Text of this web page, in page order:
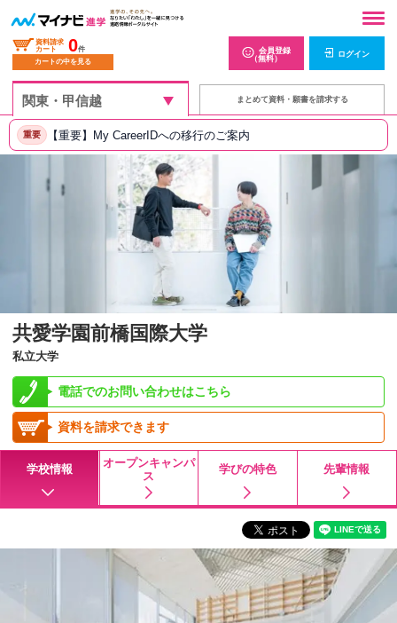
資料請求
カート
0件
カートの中を見る
会員登録
（無料）
ログイン
まとめて資料・願書を請求する
重要 【重要】My CareerIDへの移行のご案内
共愛学園前橋国際大学
私立大学
電話でのお問い合わせはこちら
資料を請求できます
学校情報
オープンキャンパ
ス
学びの特色 先輩情報